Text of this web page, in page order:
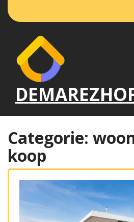
de
Categorie:
koop